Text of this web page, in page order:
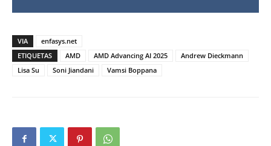
VIA
enfasys.net
ETIQUETAS
AMD AMD Advancing AI 2025
Andrew Dieckmann
Lisa Su
Soni Jiandani Vamsi Boppana